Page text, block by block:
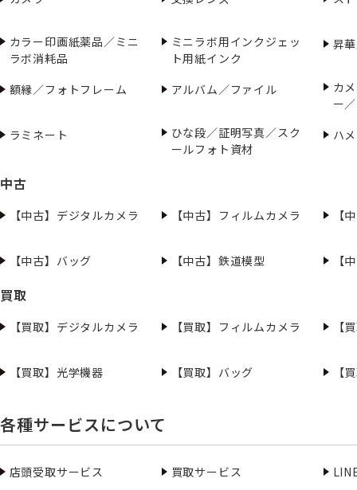
カラー印画紙薬品／ミニ
ラボ消耗品
ミニラボ用インクジェッ
ト用紙インク
昇
額縁／フォトフレーム アルバム／ファイル
カ
ー
ラミネート
ひな段／証明写真／スク
ールフォト資材
ハ
中古
【中古】デジタルカメラ 【中古】フィルムカメラ 【
【中古】バッグ 【中古】鉄道模型 【
買取
【買取】デジタルカメラ 【買取】フィルムカメラ 【
【買取】光学機器 【買取】バッグ 【
各種サービスについて
店頭受取サービス 買取サービス